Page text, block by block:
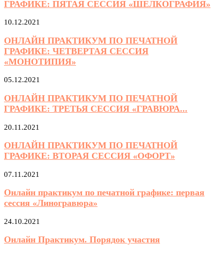
ГРАФИКЕ: ПЯТАЯ СЕССИЯ «ШЕЛКОГРАФИЯ»
10.12.2021
ОНЛАЙН ПРАКТИКУМ ПО ПЕЧАТНОЙ
ГРАФИКЕ: ЧЕТВЕРТАЯ СЕССИЯ
«МОНОТИПИЯ»
05.12.2021
ОНЛАЙН ПРАКТИКУМ ПО ПЕЧАТНОЙ
ГРАФИКЕ: ТРЕТЬЯ СЕССИЯ «ГРАВЮРА...
20.11.2021
ОНЛАЙН ПРАКТИКУМ ПО ПЕЧАТНОЙ
ГРАФИКЕ: ВТОРАЯ СЕССИЯ «ОФОРТ»
07.11.2021
Онлайн практикум по печатной графике: первая
сессия «Линогравюра»
24.10.2021
Онлайн Практикум. Порядок участия